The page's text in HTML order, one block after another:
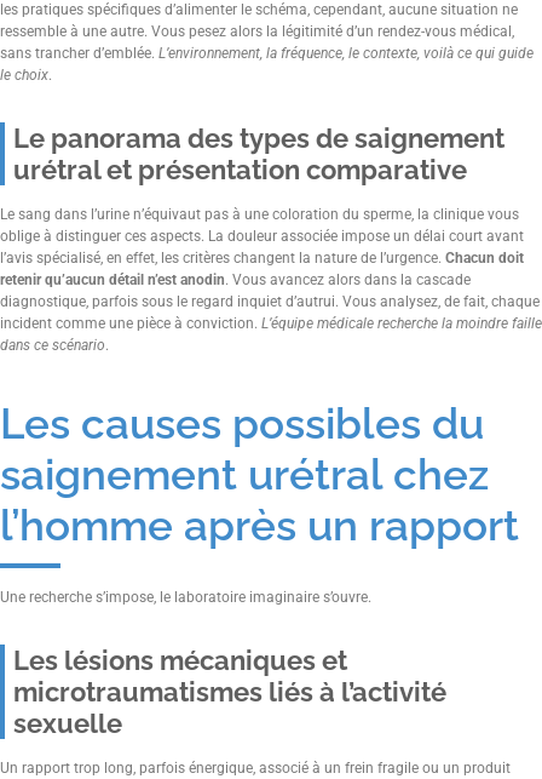
les pratiques spécifiques d’alimenter le schéma, cependant, aucune situation ne
ressemble à une autre. Vous pesez alors la légitimité d’un rendez-vous médical,
sans trancher d’emblée. L’environnement, la fréquence, le contexte, voilà ce qui guide
le choix.
Le panorama des types de saignement
urétral et présentation comparative
Le sang dans l’urine n’équivaut pas à une coloration du sperme, la clinique vous
oblige à distinguer ces aspects. La douleur associée impose un délai court avant
l’avis spécialisé, en effet, les critères changent la nature de l’urgence. Chacun doit
retenir qu’aucun détail n’est anodin. Vous avancez alors dans la cascade
diagnostique, parfois sous le regard inquiet d’autrui. Vous analysez, de fait, chaque
incident comme une pièce à conviction. L’équipe médicale recherche la moindre faille
dans ce scénario.
Les causes possibles du
saignement urétral chez
l’homme après un rapport
Une recherche s’impose, le laboratoire imaginaire s’ouvre.
Les lésions mécaniques et
microtraumatismes liés à l’activité
sexuelle
Un rapport trop long, parfois énergique, associé à un frein fragile ou un produit